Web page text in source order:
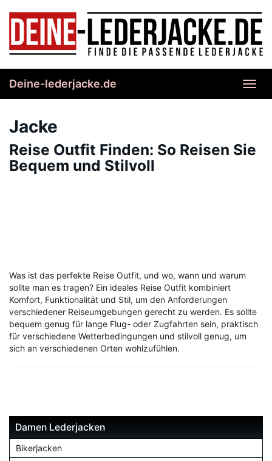
content
Deine-lederjacke.de
Jacke
Reise Outfit Finden: So Reisen Sie
Bequem und Stilvoll
Was ist das perfekte Reise Outfit, und wo, wann und warum
sollte man es tragen? Ein ideales Reise Outfit kombiniert
Komfort, Funktionalität und Stil, um den Anforderungen
verschiedener Reiseumgebungen gerecht zu werden. Es sollte
bequem genug für lange Flug- oder Zugfahrten sein, praktisch
für verschiedene Wetterbedingungen und stilvoll genug, um
sich an verschiedenen Orten wohlzufühlen.
Damen Lederjacken
Bikerjacken